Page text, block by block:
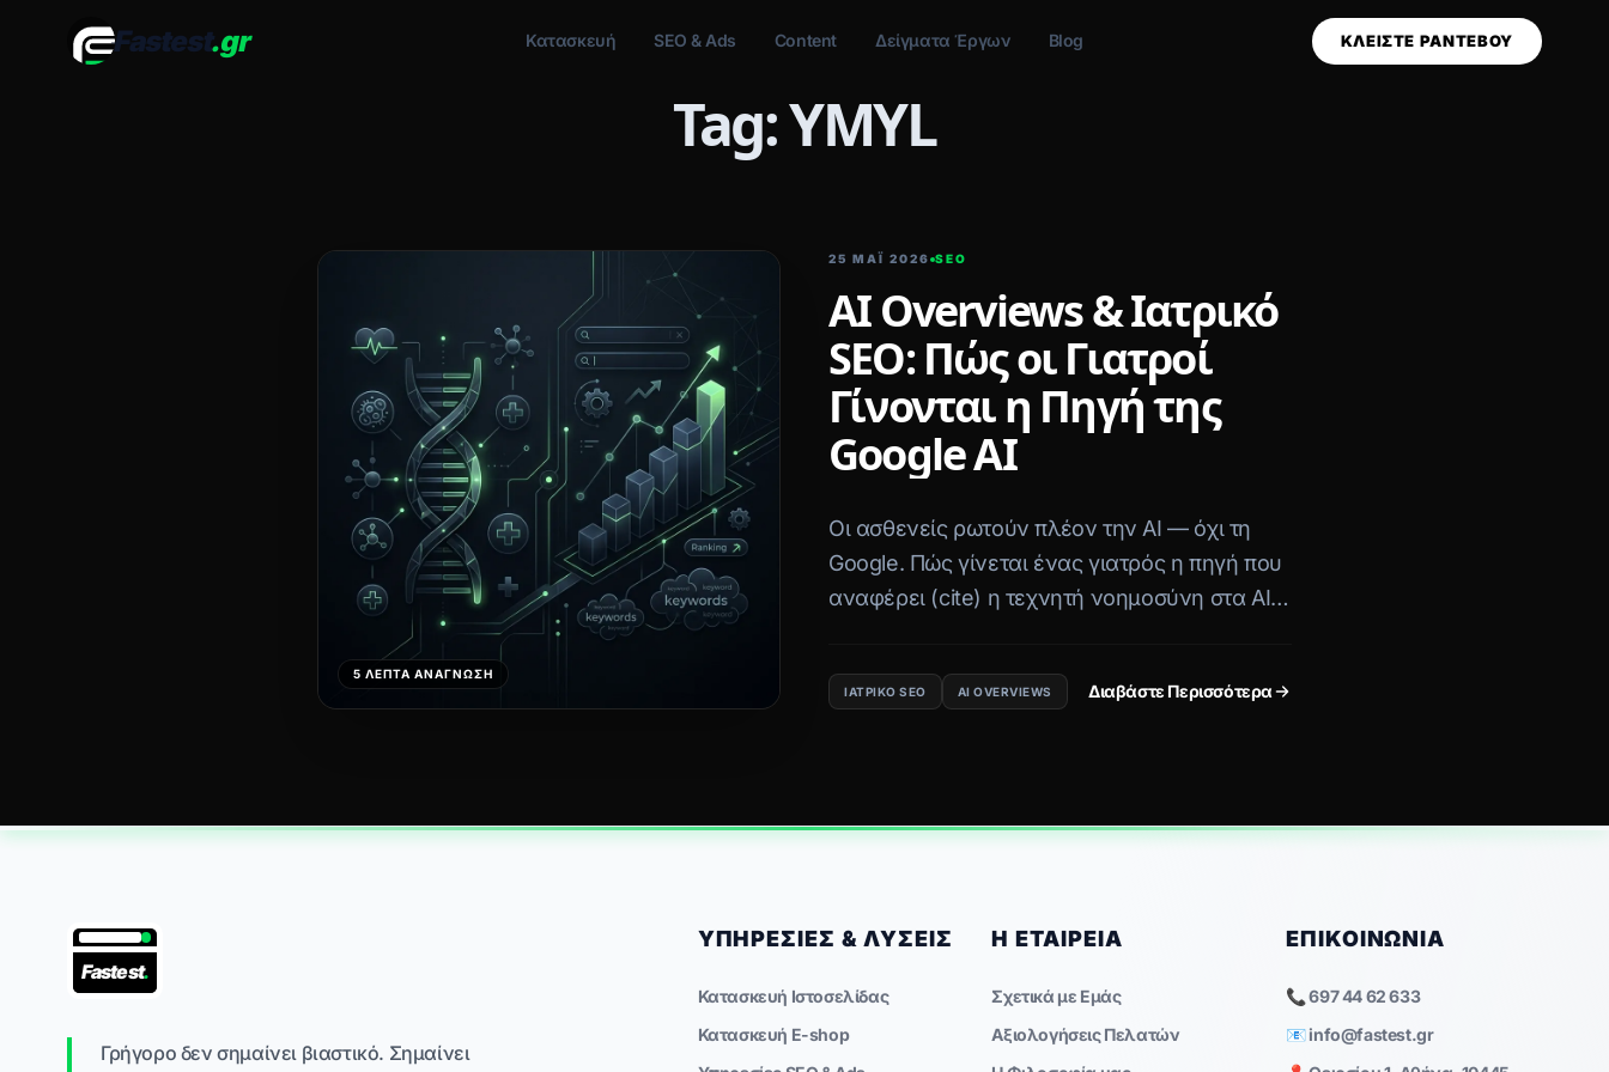
Fastest.gr Κατασκευή SEO & Ads Content Δείγματα Έργων Blog ΚΛΕΙΣΤΕ ΡΑΝΤΕΒΟΥ
Tag: YMYL
5 ΛΕΠΤΆ ΑΝΆΓΝΩΣΗ
25 ΜΑΪ́ 2026 SEO
AI Overviews & Ιατρικό
SEO: Πώς οι Γιατροί
Γίνονται η Πηγή της
Google AI
Οι ασθενείς ρωτούν πλέον την AI — όχι τη
Google. Πώς γίνεται ένας γιατρός η πηγή που
αναφέρει (cite) η τεχνητή νοημοσύνη στα AI
ΙΑΤΡΙΚΌ SEO AI OVERVIEWS Διαβάστε Περισσότερα
Fastest.
Γρήγορο δεν σημαίνει βιαστικό. Σημαίνει
ΥΠΗΡΕΣΊΕΣ & ΛΎΣΕΙΣ
Κατασκευή Ιστοσελίδας
Κατασκευή E-shop
Η ΕΤΑΙΡΕΊΑ
Σχετικά με Εμάς
Αξιολογήσεις Πελατών
ΕΠΙΚΟΙΝΩΝΊΑ
📞 697 44 62 633
📧info@fastest.gr